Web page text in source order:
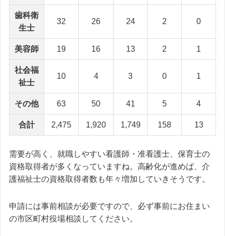
歯科衛
生士
32 26 24 2 0
美容師 19 16 13 2 1
社会福
祉士
10 4 3 0 1
その他 63 50 41 5 4
合計 2,475 1,920 1,749 158 13
需要が高く、就職しやすい看護師・准看護士、保育士の
資格取得者が多くなっていますね。高齢化が進めば、介
護福祉士の資格取得者数も年々増加していきそうです。
申請には事前相談が必要ですので、必ず事前にお住まい
の市区町村役場相談してください。